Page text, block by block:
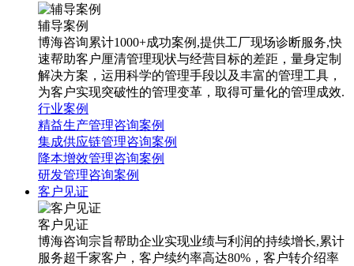
辅导案例
博海咨询累计1000+成功案例,提供工厂现场诊断服务,快
速帮助客户厘清管理现状与经营目标的差距，量身定制
解决方案，运用科学的管理手段以及丰富的管理工具，
为客户实现突破性的管理变革，取得可量化的管理成效.
行业案例
精益生产管理咨询案例
集成供应链管理咨询案例
降本增效管理咨询案例
研发管理咨询案例
客户见证
客户见证
博海咨询宗旨帮助企业实现业绩与利润的持续增长,累计
服务超千家客户，客户续约率高达80%，客户转介绍率